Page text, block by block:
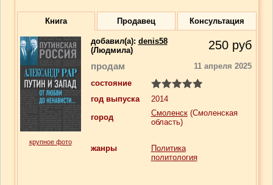
Книга Продавец Консультация
крупное фото
добавил(a): denis58
(Людмила)
250 руб
продам
11 апреля 2025
состояние
год выпуска
2014
город
Смоленск(Смоленская
область)
жанры
Политика
политология